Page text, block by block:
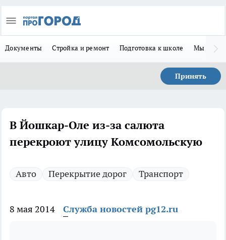
Документы Стройка и ремонт Подготовка к школе Мы в MAX
Принять
В Йошкар-Оле из-за салюта
перекроют улицу Комсомольскую
Авто Перекрытие дорог Транспорт
8 мая 2014 Служба новостей pg12.ru